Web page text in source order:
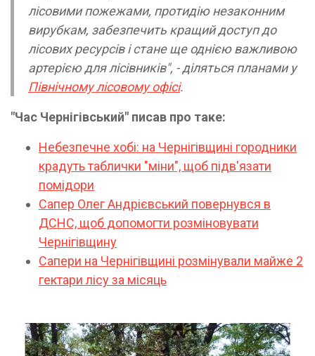
лісовими пожежами, протидію незаконним
вирубкам, забезпечить кращий доступ до
лісових ресурсів і стане ще однією важливою
артерією для лісівників", - діляться планами у
Північному лісовому офісі.
"Час Чернігівський" писав про таке:
Небезпечне хобі: на Чернігівщині городники
крадуть таблички "міни", щоб підв'язати
помідори
Сапер Олег Андрієвський повернувся в
ДСНС, щоб допомогти розміновувати
Чернігівщину
Сапери на Чернігівщині розмінували майже 2
гектари лісу за місяць